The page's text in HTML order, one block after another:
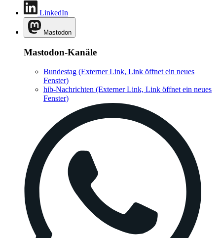
LinkedIn
Mastodon
Mastodon-Kanäle
Bundestag (Externer Link, Link öffnet ein neues
Fenster)
hib-Nachrichten (Externer Link, Link öffnet ein neues
Fenster)